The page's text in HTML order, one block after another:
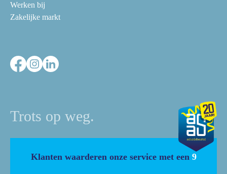
Werken bij
Zakelijke markt
Trots op weg.
Klanten waarderen onze service met een 9